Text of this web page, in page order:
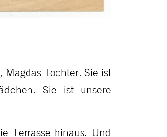
Magdas Tochter. Sie ist
Sie ist unsere
Terrasse hinaus. Und